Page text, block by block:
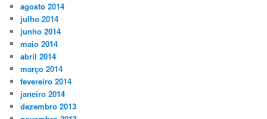
agosto 2014
julho 2014
junho 2014
maio 2014
abril 2014
março 2014
fevereiro 2014
janeiro 2014
dezembro 2013